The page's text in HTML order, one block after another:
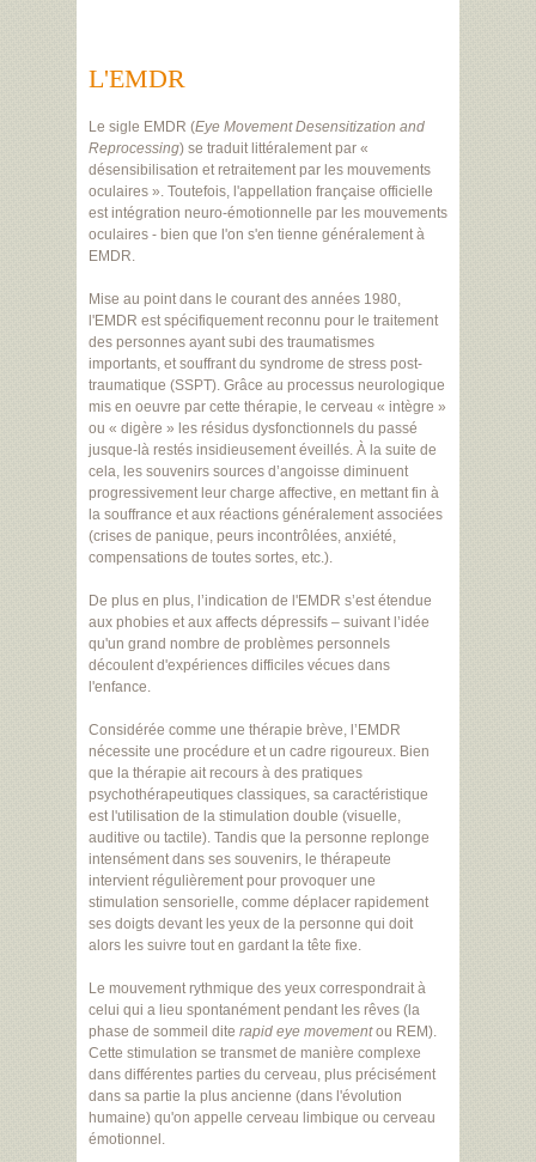
L'EMDR
Le sigle EMDR (Eye Movement Desensitization and
Reprocessing) se traduit littéralement par «
désensibilisation et retraitement par les mouvements
oculaires ». Toutefois, l'appellation française officielle
est intégration neuro-émotionnelle par les mouvements
oculaires - bien que l'on s'en tienne généralement à
EMDR.
Mise au point dans le courant des années 1980,
l'EMDR est spécifiquement reconnu pour le traitement
des personnes ayant subi des traumatismes
importants, et souffrant du syndrome de stress post-
traumatique (SSPT). Grâce au processus neurologique
mis en oeuvre par cette thérapie, le cerveau « intègre »
ou « digère » les résidus dysfonctionnels du passé
jusque-là restés insidieusement éveillés. À la suite de
cela, les souvenirs sources d’angoisse diminuent
progressivement leur charge affective, en mettant fin à
la souffrance et aux réactions généralement associées
(crises de panique, peurs incontrôlées, anxiété,
compensations de toutes sortes, etc.).
De plus en plus, l’indication de l'EMDR s’est étendue
aux phobies et aux affects dépressifs – suivant l’idée
qu'un grand nombre de problèmes personnels
découlent d'expériences difficiles vécues dans
l'enfance.
Considérée comme une thérapie brève, l’EMDR
nécessite une procédure et un cadre rigoureux. Bien
que la thérapie ait recours à des pratiques
psychothérapeutiques classiques, sa caractéristique
est l'utilisation de la stimulation double (visuelle,
auditive ou tactile). Tandis que la personne replonge
intensément dans ses souvenirs, le thérapeute
intervient régulièrement pour provoquer une
stimulation sensorielle, comme déplacer rapidement
ses doigts devant les yeux de la personne qui doit
alors les suivre tout en gardant la tête fixe.
Le mouvement rythmique des yeux correspondrait à
celui qui a lieu spontanément pendant les rêves (la
phase de sommeil dite rapid eye movementou REM).
Cette stimulation se transmet de manière complexe
dans différentes parties du cerveau, plus précisément
dans sa partie la plus ancienne (dans l'évolution
humaine) qu'on appelle cerveau limbique ou cerveau
émotionnel.